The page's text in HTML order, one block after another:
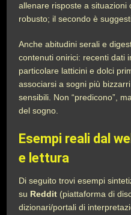
allenare risposte a situazioni
robusto; il secondo è
Anche abitudini serali e
contenuti onirici: recenti dati
particolare latticini e dolci
associarsi a sogni più
sensibili. Non “predicono”,
del sogno.
Esempi reali dal
e lettura
Di seguito trovi esempi
su Reddit (piattaforma di
dizionari/portali di